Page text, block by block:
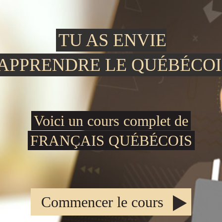
TU AS ENVIE
LE
Voici un cours complet de
FRANÇAIS QUÉBÉCOIS
Commencer le cours